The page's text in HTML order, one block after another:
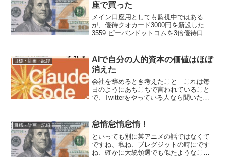
座で買った
メイン口座用としても監視中ではある
が、優待クオカード3000円を新設した
3559 ピーバンドットコムを3倍優待口座
で買い戻し。不思議の上げが全戻しして
たの...
目標・計画・記録
AIで自分の人的資本の価値はほぼ
消えた
会社を辞めるとき考えたこと これは毎
日のようにあちこちで言われていること
で、Twitterをやっている人なら聞いたこ
ーはもはや完全に置き換えられることが
確実になった。...
目標・計画・記録 怠惰怠惰怠惰！
といっても別に某アニメの話ではなくて
ですね、私ね、ブレグジットの時にです
ね、確かに大統領選でも似たようなこと